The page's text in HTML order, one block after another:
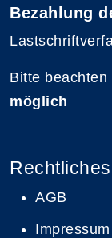
Bezahlung
Bitte beachten
möglich
Rechtliches
AGB
Impressum